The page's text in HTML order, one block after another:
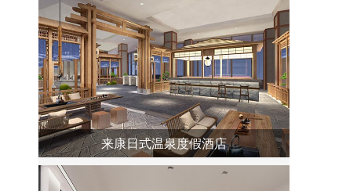
来康日式温泉度假酒店